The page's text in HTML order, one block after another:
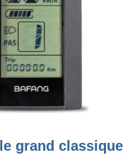
grand classique